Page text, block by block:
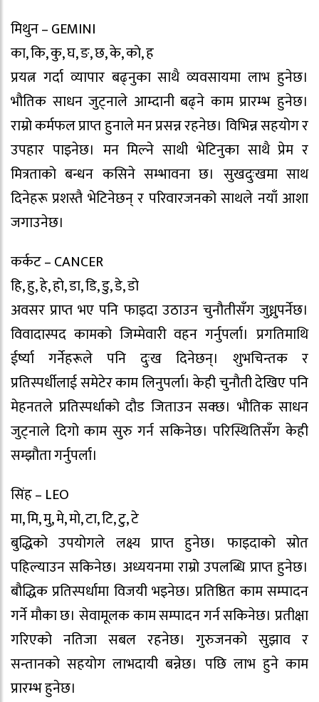
मिथुन – GEMINI
का, कि, कु, घ, ङ, छ, के, को, ह
प्रयत्न गर्दा व्यापार बढ्नुका साथै व्यवसायमा लाभ हुनेछ।
भौतिक साधन जुट्नाले आम्दानी बढ्ने काम प्रारम्भ हुनेछ।
राम्रो कर्मफल प्राप्त हुनाले मन प्रसन्न रहनेछ। विभिन्न सहयोग र
उपहार पाइनेछ। मन मिल्ने साथी भेटिनुका साथै प्रेम र
मित्रताको बन्धन कसिने सम्भावना छ। सुखदुःखमा साथ
दिनेहरू प्रशस्तै भेटिनेछन् र परिवारजनको साथले नयाँ आशा
जगाउनेछ।
कर्कट – CANCER
हि, हु, हे, हो, डा, डि, डु, डे, डो
अवसर प्राप्त भए पनि फाइदा उठाउन चुनौतीसँग जुध्नुपर्नेछ।
विवादास्पद कामको जिम्मेवारी वहन गर्नुपर्ला। प्रगतिमाथि
ईर्ष्या गर्नेहरूले पनि दुःख दिनेछन्। शुभचिन्तक र
प्रतिस्पर्धीलाई समेटेर काम लिनुपर्ला। केही चुनौती देखिए पनि
मेहनतले प्रतिस्पर्धाको दौड जिताउन सक्छ। भौतिक साधन
जुट्नाले दिगो काम सुरु गर्न सकिनेछ। परिस्थितिसँग केही
सम्झौता गर्नुपर्ला।
सिंह – LEO
मा, मि, मु, मे, मो, टा, टि, टु, टे
बुद्धिको उपयोगले लक्ष्य प्राप्त हुनेछ। फाइदाको स्रोत
पहिल्याउन सकिनेछ। अध्ययनमा राम्रो उपलब्धि प्राप्त हुनेछ।
बौद्धिक प्रतिस्पर्धामा विजयी भइनेछ। प्रतिष्ठित काम सम्पादन
गर्ने मौका छ। सेवामूलक काम सम्पादन गर्न सकिनेछ। प्रतीक्षा
गरिएको नतिजा सबल रहनेछ। गुरुजनको सुझाव र
सन्तानको सहयोग लाभदायी बन्नेछ। पछि लाभ हुने काम
प्रारम्भ हुनेछ।